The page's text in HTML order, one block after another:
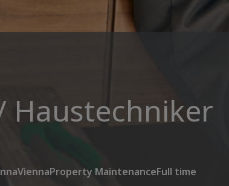
Haustechniker
Full time
Property Maintenance
Vienna